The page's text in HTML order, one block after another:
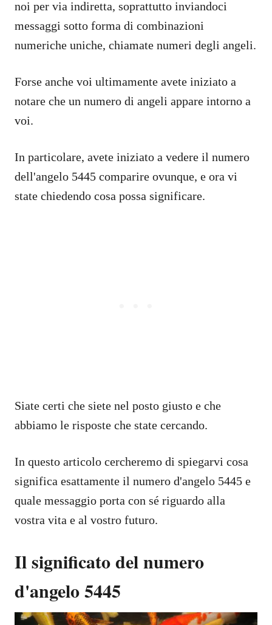
noi per via indiretta, soprattutto inviandoci
messaggi sotto forma di combinazioni
numeriche uniche, chiamate numeri degli angeli.
Forse anche voi ultimamente avete iniziato a
notare che un numero di angeli appare intorno a
voi.
In particolare, avete iniziato a vedere il numero
dell'angelo 5445 comparire ovunque, e ora vi
state chiedendo cosa possa significare.
Siate certi che siete nel posto giusto e che
abbiamo le risposte che state cercando.
In questo articolo cercheremo di spiegarvi cosa
significa esattamente il numero d'angelo 5445 e
quale messaggio porta con sé riguardo alla
vostra vita e al vostro futuro.
Il significato del numero
d'angelo 5445